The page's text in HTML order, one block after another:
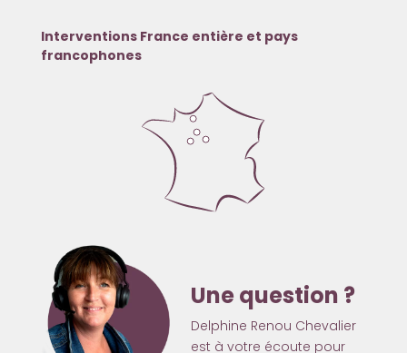
Interventions France entière et pays
francophones
Une question ?
Delphine Renou Chevalier
est à votre écoute pour